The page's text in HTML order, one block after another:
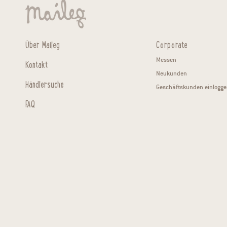
Über Maileg
Kontakt
Händlersuche
FAQ
Corporate
Messen
Neukunden
Geschäftskunden